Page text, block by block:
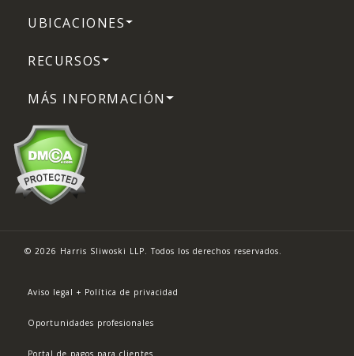
UBICACIONES
RECURSOS
MÁS INFORMACIÓN
© 2026 Harris Sliwoski LLP. Todos los derechos reservados.
Aviso legal + Política de privacidad
Oportunidades profesionales
Portal de pagos para clientes